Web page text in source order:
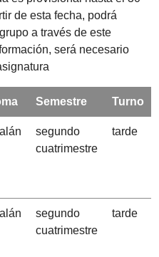
de esta fecha, podrá
a través de este
será necesario
Semestre Turno
segundo
cuatrimestre
tarde
segundo
cuatrimestre
tarde